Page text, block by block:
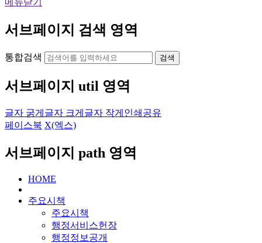
메뉴닫기
서브페이지 검색 영역
통합검색 검색
서브페이지 util 영역
글자 굵게 글자 크게 글자 작게 인쇄 공유
페이스북 X(엑스)
서브페이지 path 영역
HOME
주요시책
주요시책
행정서비스헌장
행정정보공개